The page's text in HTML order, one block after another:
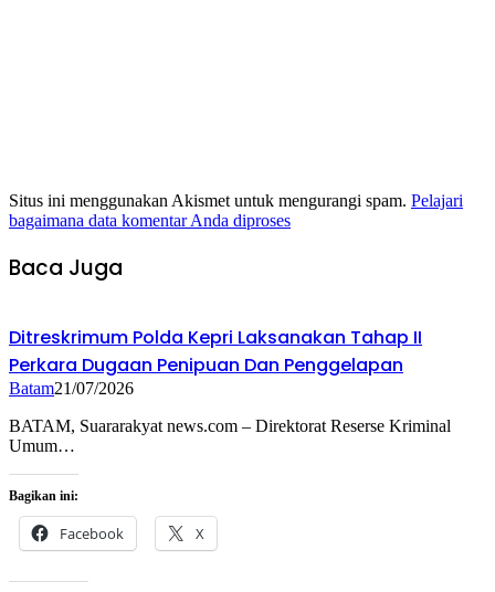
Situs ini menggunakan Akismet untuk mengurangi spam. Pelajari
bagaimana data komentar Anda diproses
Baca Juga
Ditreskrimum Polda Kepri Laksanakan Tahap II
Perkara Dugaan Penipuan Dan Penggelapan
Batam21/07/2026
BATAM, Suararakyat news.com – Direktorat Reserse Kriminal
Umum…
Bagikan ini:
Facebook X